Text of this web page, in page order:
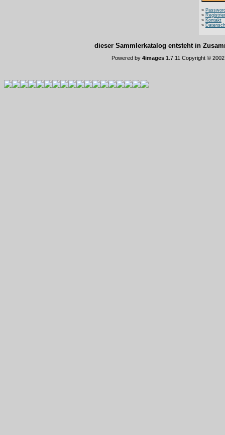
»
»
» Kontakt
»
dieser Sammlerkatalog entsteht in
Powered by 4images 1.7.11 Copyright ©